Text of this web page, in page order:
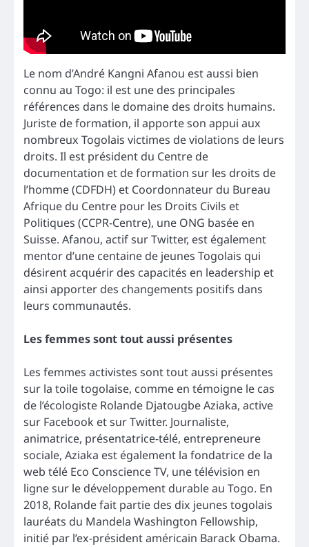
Le nom d’André Kangni Afanou est aussi bien
connu au Togo: il est une des principales
références dans le domaine des droits humains.
Juriste de formation, il apporte son appui aux
nombreux Togolais victimes de violations de leurs
droits. Il est président du Centre de
documentation et de formation sur les droits de
l’homme (CDFDH) et Coordonnateur du Bureau
Afrique du Centre pour les Droits Civils et
Politiques (CCPR-Centre), une ONG basée en
Suisse. Afanou, actif sur Twitter, est également
mentor d’une centaine de jeunes Togolais qui
désirent acquérir des capacités en leadership et
ainsi apporter des changements positifs dans
leurs communautés.
Les femmes sont tout aussi présentes
Les femmes activistes sont tout aussi présentes
sur la toile togolaise, comme en témoigne le cas
de l’écologiste Rolande Djatougbe Aziaka, active
sur Facebook et sur Twitter. Journaliste,
animatrice, présentatrice-télé, entrepreneure
sociale, Aziaka est également la fondatrice de la
web télé Eco Conscience TV, une télévision en
ligne sur le développement durable au Togo. En
2018, Rolande fait partie des dix jeunes togolais
lauréats du Mandela Washington Fellowship,
initié par l’ex-président américain Barack Obama.